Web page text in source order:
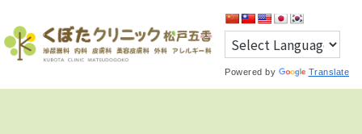
Powered by Translate